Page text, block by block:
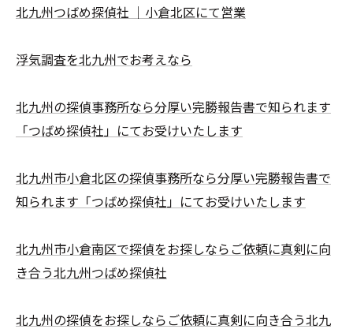
北九州つばめ探偵社 ｜小倉北区にて営業
浮気調査を北九州でお考えなら
北九州の探偵事務所なら分厚い完勝報告書で知られます
「つばめ探偵社」にてお受けいたします
北九州市小倉北区の探偵事務所なら分厚い完勝報告書で
知られます「つばめ探偵社」にてお受けいたします
北九州市小倉南区で探偵をお探しならご依頼に真剣に向
き合う北九州つばめ探偵社
北九州の探偵をお探しならご依頼に真剣に向き合う北九